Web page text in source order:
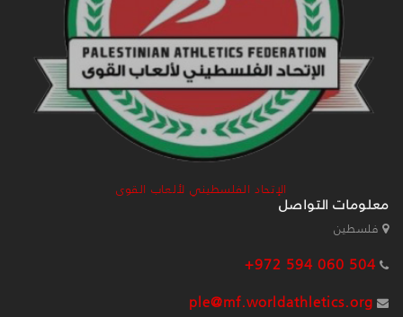
الإتحاد الفلسطيني لألعاب القوى
معلومات التواصل
فلسطين
+972 594 060 504
ple@mf.worldathletics.org